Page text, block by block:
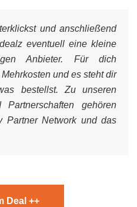
und anschließend
eventuell eine kleine
Anbieter. Für dich
und es steht dir
bestellst. Zu unseren
Partnerschaften gehören
Partner Network und das
Deal ++